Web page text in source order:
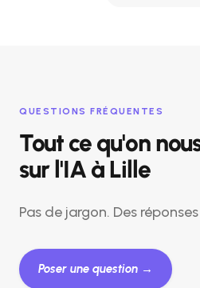
QUESTIONS FRÉQUENTES
Tout ce qu'on
sur l'IA à Lille
Pas de jargon. Des
Poser une question →